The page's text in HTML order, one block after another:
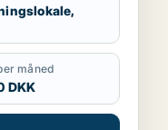
måned
DKK